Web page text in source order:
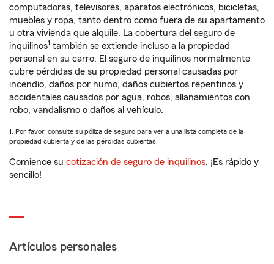
computadoras, televisores, aparatos electrónicos, bicicletas,
muebles y ropa, tanto dentro como fuera de su apartamento
u otra vivienda que alquile. La cobertura del seguro de
inquilinos1 también se extiende incluso a la propiedad
personal en su carro. El seguro de inquilinos normalmente
cubre pérdidas de su propiedad personal causadas por
incendio, daños por humo, daños cubiertos repentinos y
accidentales causados por agua, robos, allanamientos con
robo, vandalismo o daños al vehículo.
1. Por favor, consulte su póliza de seguro para ver a una lista completa de la
propiedad cubierta y de las pérdidas cubiertas.
Comience su cotización de seguro de inquilinos. ¡Es rápido y
sencillo!
Artículos personales